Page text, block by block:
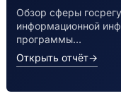
Обзор сферы
информационной
программы…
Открыть отчёт→